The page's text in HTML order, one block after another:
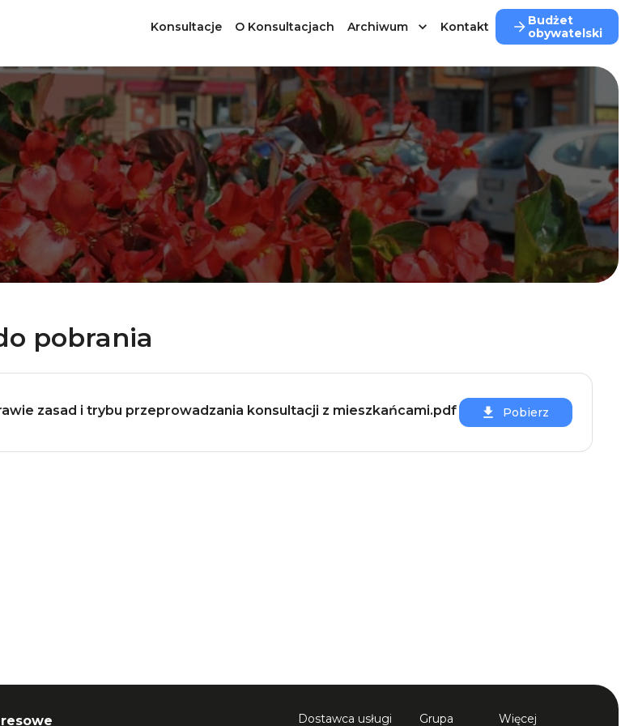
Konsultacje O Konsultacjach Archiwum Kontakt
Budżet
obywatelski
pobrania
zasad i trybu przeprowadzania konsultacji z mieszkańcami.pdf Pobierz
Dostawca usługi Grupa Więcej